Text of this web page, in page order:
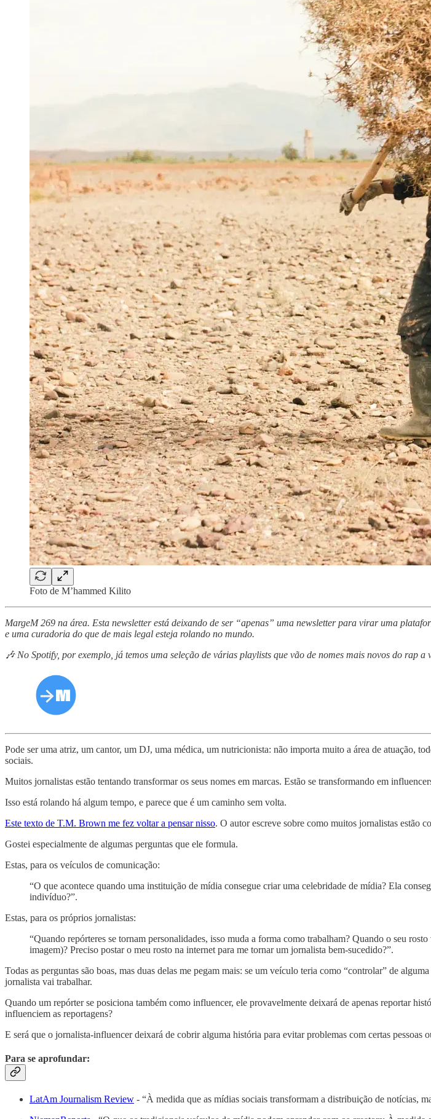
Foto de M’hammed Kilito
MargeM 269 na área. Esta newsletter está deixando de ser “apenas” uma newsletter para virar uma
e uma curadoria do que de mais legal esteja rolando no mundo.
🎶 No Spotify, por exemplo, já temos uma seleção de várias playlists que vão de nomes mais novos do rap
Pode ser uma atriz, um cantor, um DJ, uma médica, um nutricionista: não importa muito a área de atuação,
sociais.
Muitos jornalistas estão tentando transformar os seus nomes em marcas. Estão se transformando em
Isso está rolando há algum tempo, e parece que é um caminho sem volta.
Este texto de T.M. Brown me fez voltar a pensar nisso. O autor escreve sobre como muitos jornalistas estão
Gostei especialmente de algumas perguntas que ele formula.
Estas, para os veículos de comunicação:
“O que acontece quando uma instituição de mídia consegue criar uma celebridade de mídia? Ela
indivíduo?”.
Estas, para os próprios jornalistas:
“Quando repórteres se tornam personalidades, isso muda a forma como trabalham? Quando o seu
imagem)? Preciso postar o meu rosto na internet para me tornar um jornalista bem-sucedido?”.
Todas as perguntas são boas, mas duas delas me pegam mais: se um veículo teria como “controlar” de
jornalista vai trabalhar.
Quando um repórter se posiciona também como influencer, ele provavelmente deixará de apenas reportar
influenciem as reportagens?
E será que o jornalista-influencer deixará de cobrir alguma história para evitar problemas com certas pessoas
Para se aprofundar:
LatAm Journalism Review - “À medida que as mídias sociais transformam a distribuição de notícias,